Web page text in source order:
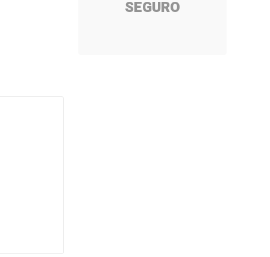
SEGURO